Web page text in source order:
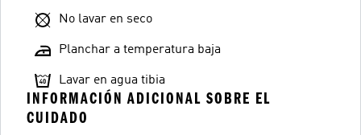
No lavar en seco
Planchar a temperatura baja
Lavar en agua tibia
INFORMACIÓN ADICIONAL SOBRE EL
CUIDADO